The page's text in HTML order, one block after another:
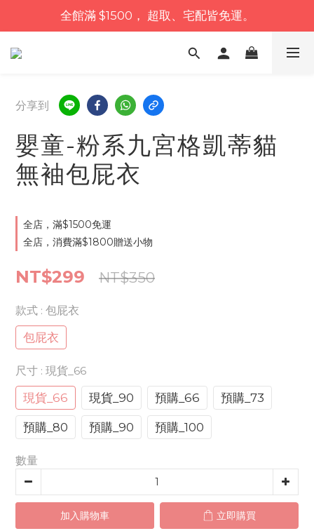
全館滿 $1500， 超取、宅配皆免運。
分享到
嬰童-粉系九宮格凱蒂貓
無袖包屁衣
全店，滿$1500免運
全店，消費滿$1800贈送小物
NT$299 NT$350
款式 : 包屁衣
包屁衣
尺寸 : 現貨_66
現貨_66 現貨_90 預購_66 預購_73
預購_80 預購_90 預購_100
數量
加入購物車 立即購買